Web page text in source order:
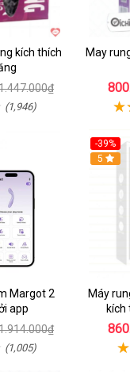
kích thích
(1,946)
May
Margot 2
app
(1,005)
-39%
Hot
5
Máy
kích